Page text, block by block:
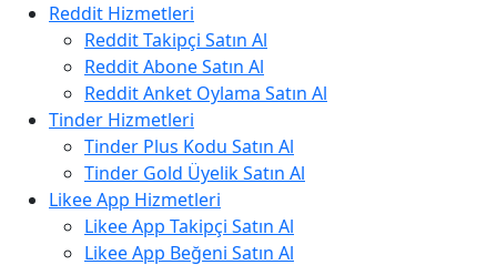
Reddit Hizmetleri
Reddit Takipçi Satın Al
Reddit Abone Satın Al
Reddit Anket Oylama Satın Al
Tinder Hizmetleri
Tinder Plus Kodu Satın Al
Tinder Gold Üyelik Satın Al
Likee App Hizmetleri
Likee App Takipçi Satın Al
Likee App Beğeni Satın Al